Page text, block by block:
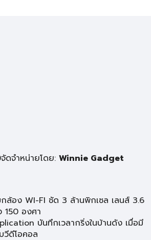
จัดจำหน่ายโดย: Winnie Gadget
ล้อง WI-FI ชัด 3 ล้านพิกเซล เลนส์ 3.6
150 องศา
บันทึกเวลากริ่งในบ้านดัง เมื่อมี
วีดีโอคอล